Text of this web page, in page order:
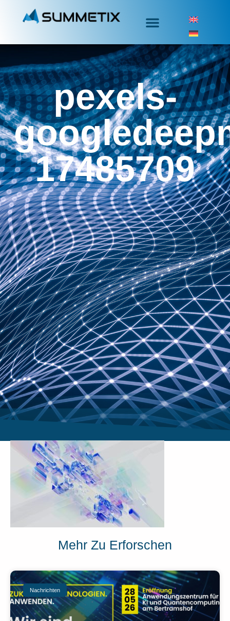
pexels-
17485709
Mehr Zu Erforschen
Nachrichten